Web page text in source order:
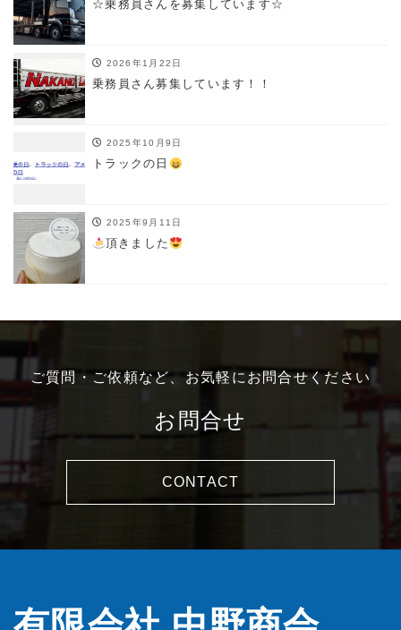
☆乗務員さんを募集しています☆
2026年1月22日
乗務員さん募集しています！！
2025年10月9日
トラックの日
2025年9月11日
頂きました
ご質問・ご依頼など、お気軽にお問合せください
お問合せ
CONTACT